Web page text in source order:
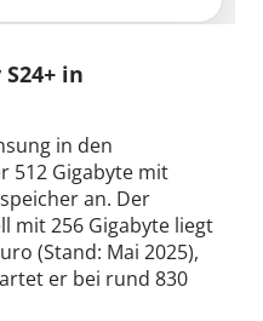
in
in den
512 Gigabyte mit
an. Der
mit 256 Gigabyte liegt
(Stand: Mai 2025),
er bei rund 830